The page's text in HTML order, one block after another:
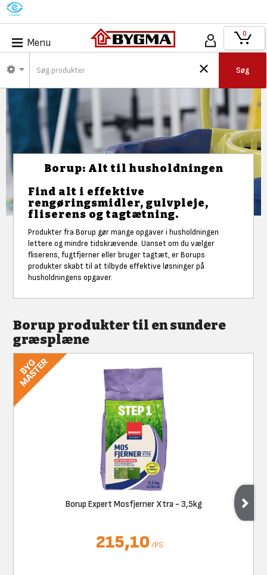
M
Menu
Søg
0
Borup: Alt til husholdningen
Find alt i effektive
rengøringsmidler, gulvpleje,
fliserens og tagtætning.
Produkter fra Borup gør mange opgaver i husholdningen
lettere og mindre tidskrævende. Uanset om du vælger
fliserens, fugtfjerner eller bruger tagtæt, er Borups
produkter skabt til at tilbyde effektive løsninger på
husholdningens opgaver.
Borup produkter til en sundere
græsplæne
Borup Expert Mosfjerner Xtra - 3,5kg
215,10 /PS